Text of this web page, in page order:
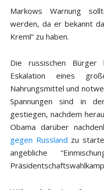
Markows Warnung
werden, da er bekannt
Kreml“ zu haben.
Die russischen
Eskalation eines
Nahrungsmittel und
Spannungen sind in
gestiegen, nachdem
Obama darüber
gegen Russland zu
angebliche